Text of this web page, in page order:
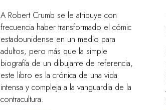
A Robert Crumb se le atribuye con
frecuencia haber transformado el cómic
estadounidense en un medio para
adultos, pero más que la simple
biografía de un dibujante de referencia,
este libro es la crónica de una vida
intensa y compleja a la vanguardia de la
contracultura.